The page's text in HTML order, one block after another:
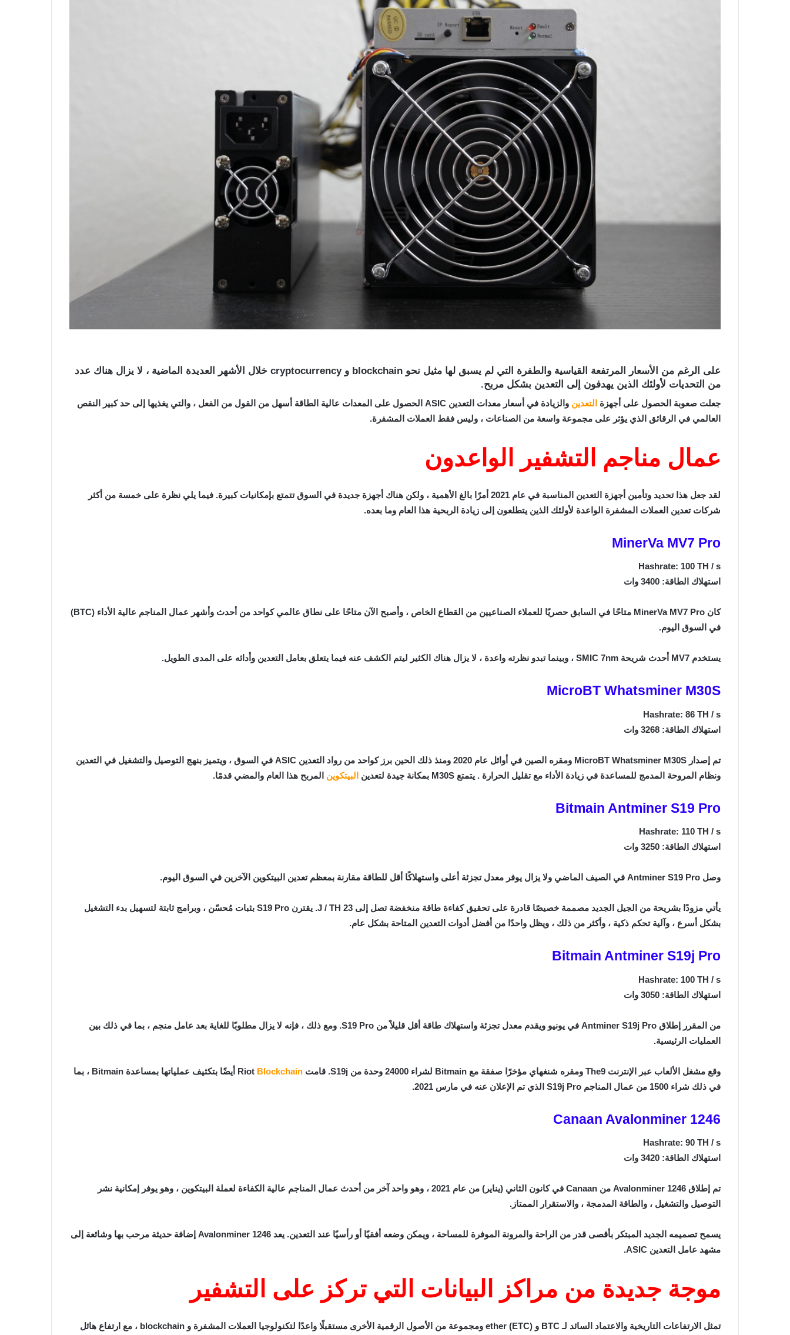
على الرغم من الأسعار المرتفعة القياسية والطفرة التي لم يسبق لها مثيل نحو blockchain و cryptocurrency خلال الأشهر العديدة الماضية ، لا يزال هناك عدد
من التحديات لأولئك الذين يهدفون إلى التعدين بشكل مربح.
جعلت صعوبة الحصول على أجهزة التعدين
والزيادة في أسعار معدات التعدين ASIC الحصول على المعدات عالية الطاقة أسهل من القول من الفعل ، والتي يغذيها إلى حد كبير النقص
العالمي في الرقائق الذي يؤثر على مجموعة واسعة من الصناعات ، وليس فقط العملات المشفرة.
عمال مناجم التشفير الواعدون
لقد جعل هذا تحديد وتأمين أجهزة التعدين المناسبة في عام 2021 أمرًا بالغ الأهمية ، ولكن هناك أجهزة جديدة في السوق تتمتع بإمكانيات كبيرة. فيما يلي نظرة على خمسة من أكثر
شركات تعدين العملات المشفرة الواعدة لأولئك الذين يتطلعون إلى زيادة الربحية هذا العام وما بعده.
MinerVa MV7 Pro
Hashrate: 100 TH / s
استهلاك الطاقة: 3400 وات
كان MinerVa MV7 Pro متاحًا في السابق حصريًا للعملاء الصناعيين من القطاع الخاص ، وأصبح الآن متاحًا على نطاق عالمي كواحد من أحدث وأشهر عمال المناجم عالية الأداء (BTC)
في السوق اليوم.
يستخدم MV7 أحدث شريحة SMIC 7nm ، وبينما تبدو نظرته واعدة ، لا يزال هناك الكثير ليتم الكشف عنه فيما يتعلق بعامل التعدين وأدائه على المدى الطويل.
MicroBT Whatsminer M30S
Hashrate: 86 TH / s
استهلاك الطاقة: 3268 وات
تم إصدار MicroBT Whatsminer M30S ومقره الصين في أوائل عام 2020 ومنذ ذلك الحين برز كواحد من رواد التعدين ASIC في السوق ، ويتميز بنهج التوصيل والتشغيل في التعدين
ونظام المروحة المدمج للمساعدة في زيادة الأداء مع تقليل الحرارة . يتمتع M30S بمكانة جيدة لتعدين
البيتكوين المربح هذا العام والمضي قدمًا.
Bitmain Antminer S19 Pro
Hashrate: 110 TH / s
استهلاك الطاقة: 3250 وات
وصل Antminer S19 Pro في الصيف الماضي ولا يزال يوفر معدل تجزئة أعلى واستهلاكًا أقل للطاقة مقارنة بمعظم تعدين البيتكوين الآخرين في السوق اليوم.
يأتي مزودًا بشريحة من الجيل الجديد مصممة خصيصًا قادرة على تحقيق كفاءة طاقة منخفضة تصل إلى 23 J / TH. يقترن S19 Pro بثبات مُحسّن ، وبرامج ثابتة لتسهيل بدء التشغيل
بشكل أسرع ، وآلية تحكم ذكية ، وأكثر من ذلك ، ويظل واحدًا من أفضل أدوات التعدين المتاحة بشكل عام.
Bitmain Antminer S19j Pro
Hashrate: 100 TH / s
استهلاك الطاقة: 3050 وات
من المقرر إطلاق Antminer S19j Pro في يونيو ويقدم معدل تجزئة واستهلاك طاقة أقل قليلاً من S19 Pro. ومع ذلك ، فإنه لا يزال مطلوبًا للغاية بعد عامل منجم ، بما في ذلك بين
العمليات الرئيسية.
وقع مشغل الألعاب عبر الإنترنت The9 ومقره شنغهاي مؤخرًا صفقة مع Bitmain لشراء 24000 وحدة من S19j. قامت Riot Blockchain
أيضًا بتكثيف عملياتها بمساعدة Bitmain ، بما
في ذلك شراء 1500 من عمال المناجم S19j Pro الذي تم الإعلان عنه في مارس 2021.
Canaan Avalonminer 1246
Hashrate: 90 TH / s
استهلاك الطاقة: 3420 وات
تم إطلاق Avalonminer 1246 من Canaan في كانون الثاني (يناير) من عام 2021 ، وهو واحد آخر من أحدث عمال المناجم عالية الكفاءة لعملة البيتكوين ، وهو يوفر إمكانية نشر
التوصيل والتشغيل ، والطاقة المدمجة ، والاستقرار الممتاز.
يسمح تصميمه الجديد المبتكر بأقصى قدر من الراحة والمرونة الموفرة للمساحة ، ويمكن وضعه أفقيًا أو رأسيًا عند التعدين. يعد Avalonminer 1246 إضافة حديثة مرحب بها وشائعة إلى
مشهد عامل التعدين ASIC.
موجة جديدة من مراكز البيانات التي تركز على التشفير
تمثل الارتفاعات التاريخية والاعتماد السائد لـ BTC و ether (ETC) ومجموعة من الأصول الرقمية الأخرى مستقبلًا واعدًا لتكنولوجيا العملات المشفرة و blockchain ، مع ارتفاع هائل